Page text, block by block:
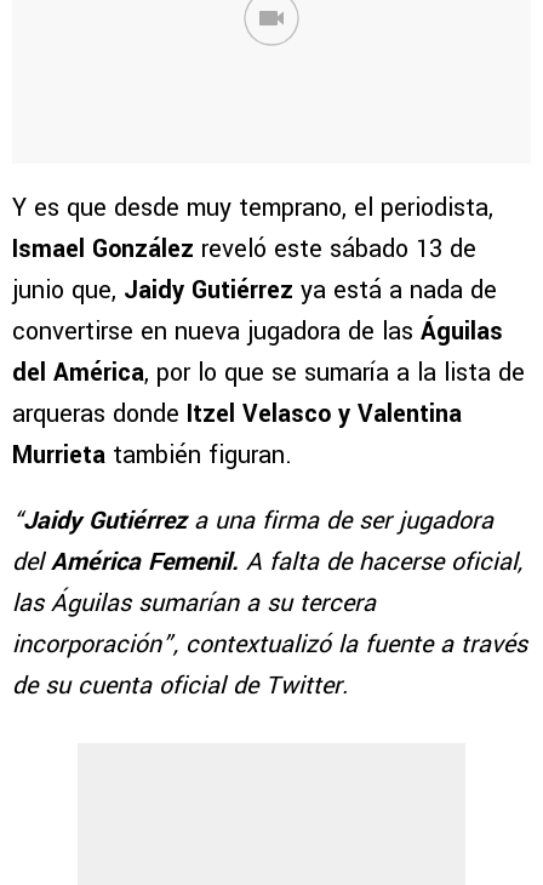
Y es que desde muy temprano, el periodista,
Ismael González reveló este sábado 13 de
junio que, Jaidy Gutiérrez ya está a nada de
convertirse en nueva jugadora de las Águilas
del América, por lo que se sumaría a la lista de
arqueras donde Itzel Velasco y Valentina
Murrieta también figuran.
“Jaidy Gutiérreza una firma de ser jugadora
delAmérica Femenil. A falta de hacerse oficial,
las Águilas sumarían a su tercera
incorporación”, contextualizó la fuente a través
de su cuenta oficial de Twitter.